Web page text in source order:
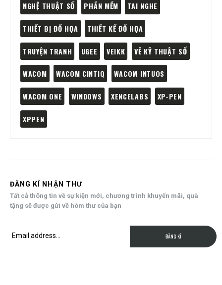
NGHỆ THUẬT SỐ PHẦN MỀM TAI NGHE
THIẾT BỊ ĐỒ HỌA THIẾT KẾ ĐỒ HỌA
TRUYỆN TRANH UGEE VEIKK VẼ KỸ THUẬT SỐ
WACOM WACOM CINTIQ WACOM INTUOS
WACOM ONE WINDOWS XENCELABS XP-PEN
XPPEN
ĐĂNG KÍ NHẬN THƯ
Tất cả thông tin về sự kiện mới, chương trình khuyến mãi, quà
tặng sẽ được gửi về hòm thư của bạn